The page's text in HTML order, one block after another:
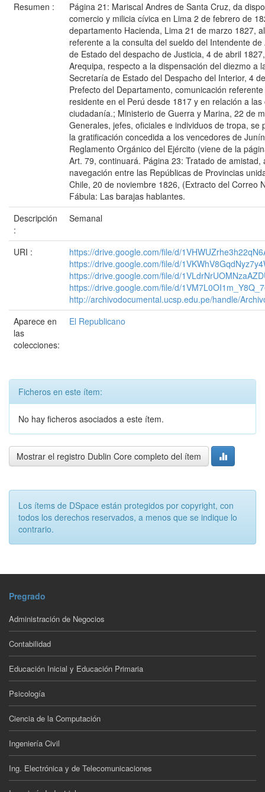
Resumen :
Página 21: Mariscal Andres de Santa Cruz, da
comercio y milicia cívica en Lima 2 de febrero de
departamento Hacienda, Lima 21 de marzo 1827,
referente a la consulta del sueldo del Intendente
de Estado del despacho de Justicia, 4 de abril
Arequipa, respecto a la dispensación del diezmo a
Secretaría de Estado del Despacho del Interior, 4
Prefecto del Departamento, comunicación
residente en el Perú desde 1817 y en relación a
ciudadanía.; Ministerio de Guerra y Marina, 22 de
Generales, jefes, oficiales e individuos de tropa, se
la gratificación concedida a los vencedores de
Reglamento Orgánico del Ejército (viene de la
Art. 79, continuará. Página 23: Tratado de amistad,
navegación entre las Repúblicas de Provincias
Chile, 20 de noviembre 1826, (Extracto del Correo
Fábula: Las barajas hablantes.
Descripción
:
Semanal
URI :
https://drive.google.com/file/d/
https://drive.google.com/file/d/
https://drive.google.com/file/d/
https://drive.google.com/file/d/
http://archivodocumental.ucsp.edu.pe/handle/
Aparece en
las
colecciones:
El Republicano
Ficheros en este ítem:
No hay ficheros asociados a este ítem.
Mostrar el registro Dublin Core completo del ítem
Los ítems de DSpace están protegidos por copyright, con
todos los derechos reservados, a menos que se indique lo
contrario.
Pregrado
Administración de Negocios
Contabilidad
Educación Inicial y Educación Primaria
Psicología
Ciencia de la Computación
Ingeniería Civil
Ing. Electrónica y de Telecomunicaciones